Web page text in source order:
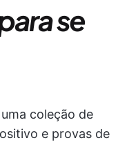
se
coleção de
e provas de